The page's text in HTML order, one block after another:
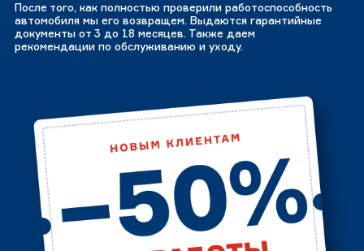
После того, как полностью проверили работоспособность
автомобиля мы его возвращем. Выдаются гарантийные
документы от 3 до 18 месяцев. Также даем
рекомендации по обслуживанию и уходу.